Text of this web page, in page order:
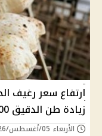
ارتفاع سعر رغيف
زيادة طن الدقيق 3500 جنيه
الأربعاء 05/أغسطس/2026 - 04:18 م